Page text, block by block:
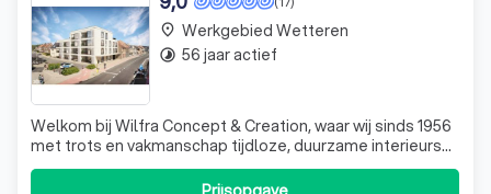
Welkom bij Wilfra Concept & Creation, waar wij sinds 1956
met trots en vakmanschap tijdloze, duurzame interieurs
creëren. Als gerenommeerd familiebedrijf hebben wij een
diepgewortelde passie voor interieurdesign en maatwerk.
place Werkgebied Wetteren
timelapse 56 jaar actief